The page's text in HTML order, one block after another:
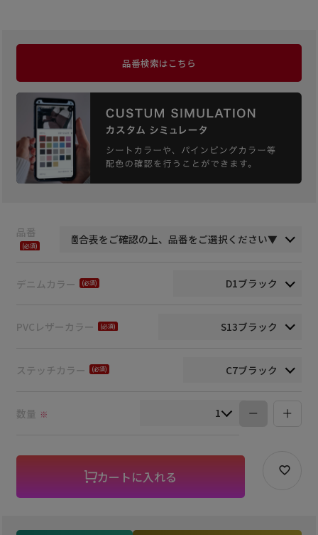
品番検索はこちら
品番
デニムカラー
PVCレザーカラー
ステッチカラー
数量 ※
カートに入れる